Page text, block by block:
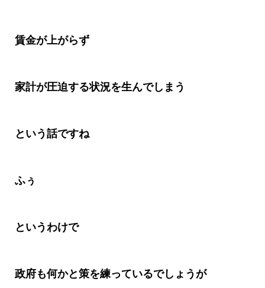
賃金が上がらず
家計が圧迫する状況を生んでしまう
という話ですね
ふぅ
というわけで
政府も何かと策を練っているでしょうが